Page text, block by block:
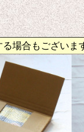
場合もございま